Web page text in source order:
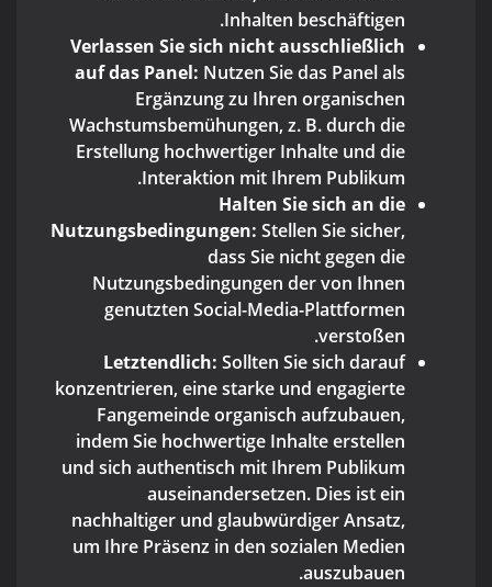
Inhalten beschäftigen.
Verlassen Sie sich nicht ausschließlich
auf das Panel: Nutzen Sie das Panel als
Ergänzung zu Ihren organischen
Wachstumsbemühungen, z. B. durch die
Erstellung hochwertiger Inhalte und die
Interaktion mit Ihrem Publikum.
Halten Sie sich an die
Nutzungsbedingungen: Stellen Sie sicher,
dass Sie nicht gegen die
Nutzungsbedingungen der von Ihnen
genutzten Social-Media-Plattformen
verstoßen.
Letztendlich: Sollten Sie sich darauf
konzentrieren, eine starke und engagierte
Fangemeinde organisch aufzubauen,
indem Sie hochwertige Inhalte erstellen
und sich authentisch mit Ihrem Publikum
auseinandersetzen. Dies ist ein
nachhaltiger und glaubwürdiger Ansatz,
um Ihre Präsenz in den sozialen Medien
auszubauen.